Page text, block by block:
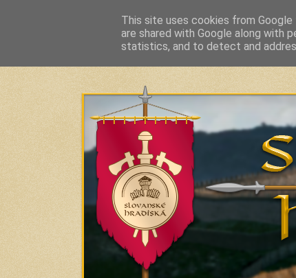
Slavic Hillforts and Fortified Settlements in
This site uses cookies from
are shared with Google along with
statistics, and to detect and